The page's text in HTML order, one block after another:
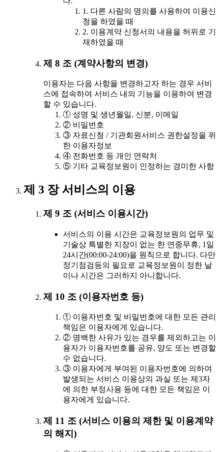
1. 다른 사람의 명의를 사용하여 이용신
청을 하였을 때
2. 이용계약 신청서의 내용을 허위로 기
재하였을 때
제 8 조 (계약사항의 변경)
이용자는 다음 사항을 변경하고자 하는 경우 서비
스에 접속하여 서비스 내의 기능을 이용하여 변경
할 수 있습니다.
① 성명 및 생년월일, 신분, 이메일
② 비밀번호
③ 자료신청 / 기관회원서비스 권한설정을 위
한 이용자정보
④ 전화번호 등 개인 연락처
⑤ 기타 교육정보원이 인정하는 경미한 사항
제 3 장 서비스의 이용
제 9 조 (서비스 이용시간)
서비스의 이용 시간은 교육정보원의 업무 및
기술상 특별한 지장이 없는 한 연중무휴, 1일
24시간(00:00-24:00)을 원칙으로 합니다. 다만
정기점검등의 필요로 교육정보원이 정한 날
이나 시간은 그러하지 아니합니다.
제 10 조 (이용자번호 등)
① 이용자번호 및 비밀번호에 대한 모든 관리
책임은 이용자에게 있습니다.
② 명백한 사유가 있는 경우를 제외하고는 이
용자가 이용자번호를 공유, 양도 또는 변경할
수 없습니다.
③ 이용자에게 부여된 이용자번호에 의하여
발생되는 서비스 이용상의 과실 또는 제3자
에 의한 부정사용 등에 대한 모든 책임은 이
용자에게 있습니다.
제 11 조 (서비스 이용의 제한 및 이용계약
의 해지)